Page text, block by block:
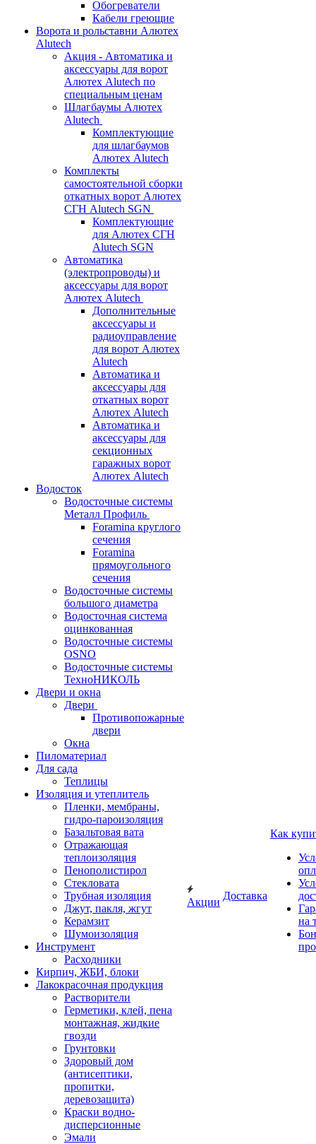
Обогреватели
Кабели греющие
Ворота и рольставни Алютех
Alutech
Акция - Автоматика и
аксессуары для ворот
Алютех Alutech по
специальным ценам
Шлагбаумы Алютех
Alutech
Комплектующие
для шлагбаумов
Алютех Alutech
Комплекты
самостоятельной сборки
откатных ворот Алютех
СГН Alutech SGN
Комплектующие
для Алютех СГН
Alutech SGN
Автоматика
(электропроводы) и
аксессуары для ворот
Алютех Alutech
Дополнительные
аксессуары и
радиоуправление
для ворот Алютех
Alutech
Автоматика и
аксессуары для
откатных ворот
Алютех Alutech
Автоматика и
аксессуары для
секционных
гаражных ворот
Алютех Alutech
Водосток
Водосточные системы
Металл Профиль
Foramina круглого
сечения
Foramina
прямоугольного
сечения
Водосточные системы
большого диаметра
Водосточная система
оцинкованная
Водосточные системы
OSNO
Водосточные системы
ТехноНИКОЛЬ
Двери и окна
Двери
Противопожарные
двери
Окна
Пиломатериал
Для сада
Теплицы
Изоляция и утеплитель
Пленки, мембраны,
гидро-пароизоляция
Базальтовая вата
Отражающая
теплоизоляция
Пенополистирол
Стекловата
Трубная изоляция
Джут, пакля, жгут
Керамзит
Шумоизоляция
Инструмент
Расходники
Кирпич, ЖБИ, блоки
Лакокрасочная продукция
Растворители
Герметики, клей, пена
монтажная, жидкие
гвозди
Грунтовки
Здоровый дом
(антисептики,
пропитки,
деревозащита)
Краски водно-
дисперсионные
Эмали
Акции
Доставка
Как
на